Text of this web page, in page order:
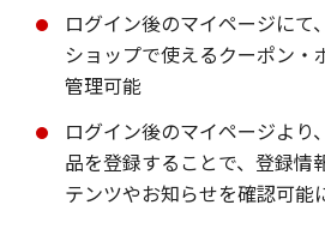
ログイン後のマイページにて
ショップで使えるクーポン・
管理可能
ログイン後のマイページより
品を登録することで、登録情
テンツやお知らせを確認可能